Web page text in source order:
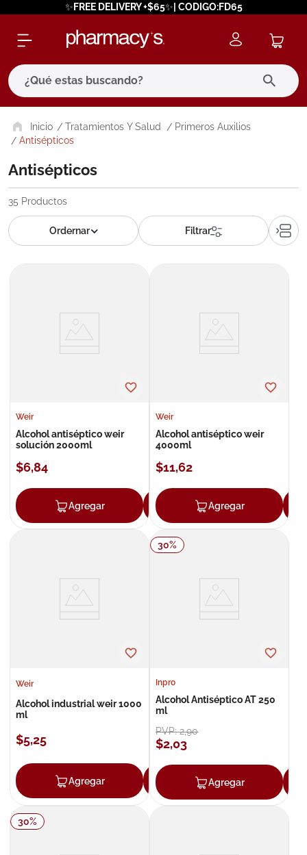
✨FREE DELIVERY +$65✨| CODIGO:FD65
¿Qué estas buscando?
Tratamientos Y Salud
Primeros Auxilios
Antisépticos
Antisépticos
35 Productos
Weir
Alcohol antiséptico weir
solución 2000ml
$6,84
Agregar Agregar
Weir
Alcohol antiséptico weir
4000ml
$11,62
Agregar
Weir
Alcohol industrial weir 1000
ml
$5,25
Agregar Agregar
30%
Inpro
Alcohol Antiséptico AT 250
ml
PVP:2,90
$2,03
Agregar
30%
términos más buscados
2. protector solar
3. bioderma
5. cerave
roche posay
megacistin